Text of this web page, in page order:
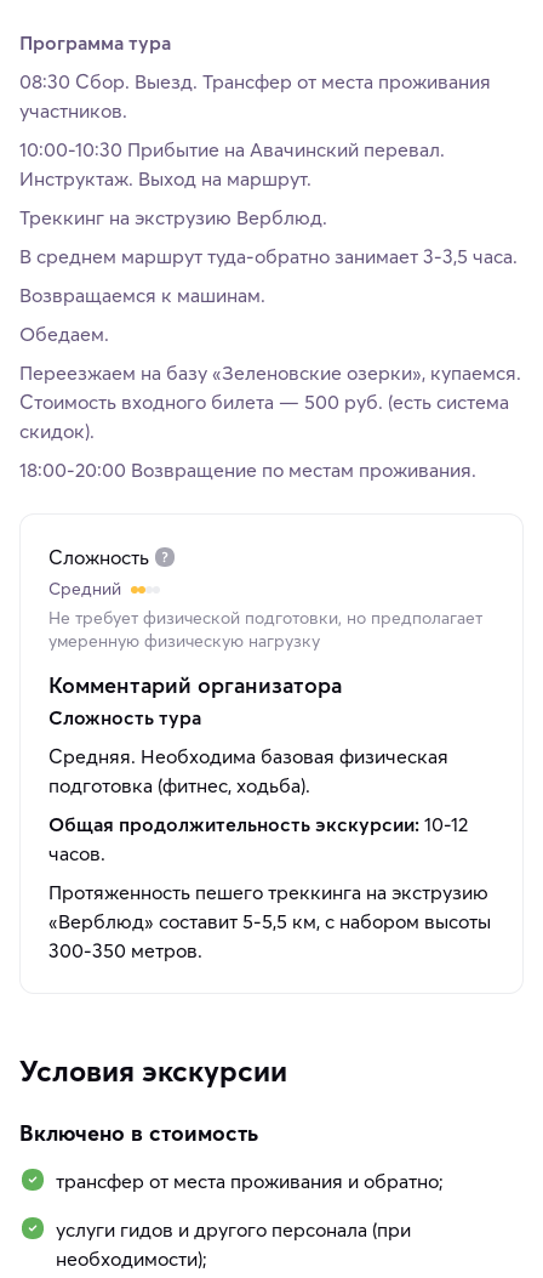
Программа тура
08:30 Сбор. Выезд. Трансфер от места проживания
участников.
10:00-10:30 Прибытие на Авачинский перевал.
Инструктаж. Выход на маршрут.
Треккинг на экструзию Верблюд.
В среднем маршрут туда-обратно занимает 3-3,5 часа.
Возвращаемся к машинам.
Обедаем.
Переезжаем на базу «Зеленовские озерки», купаемся.
Стоимость входного билета — 500 руб. (есть система
скидок).
18:00-20:00 Возвращение по местам проживания.
Сложность
Средний
Не требует физической подготовки, но предполагает
умеренную физическую нагрузку
Комментарий организатора
Сложность тура
Средняя. Необходима базовая физическая
подготовка (фитнес, ходьба).
Общая продолжительность экскурсии: 10-12
часов.
Протяженность пешего треккинга на экструзию
«Верблюд» составит 5-5,5 км, с набором высоты
300-350 метров.
Условия экскурсии
Включено в стоимость
трансфер от места проживания и обратно;
услуги гидов и другого персонала (при
необходимости);